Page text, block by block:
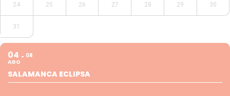
24 25 26 27 28 29 30
31
04
AGO
08
SALAMANCA ECLIPSA